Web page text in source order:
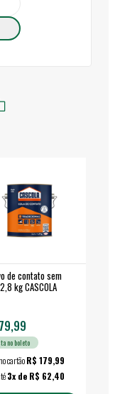
de contato sem
kg CASCOLA
no boleto
cartãoR$ 179,99
3x de R$ 62,40